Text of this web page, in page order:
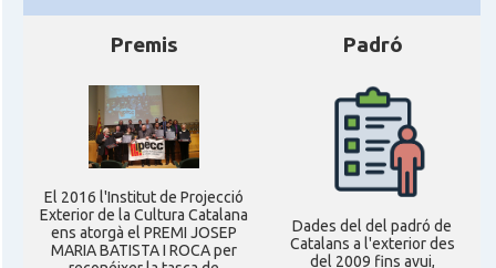
Premis
El 2016 l'Institut de Projecció
Exterior de la Cultura Catalana
ens atorgà el PREMI JOSEP
MARIA BATISTA I ROCA per
Padró
Dades del del padró de
Catalans a l'exterior des
del 2009 fins avui,